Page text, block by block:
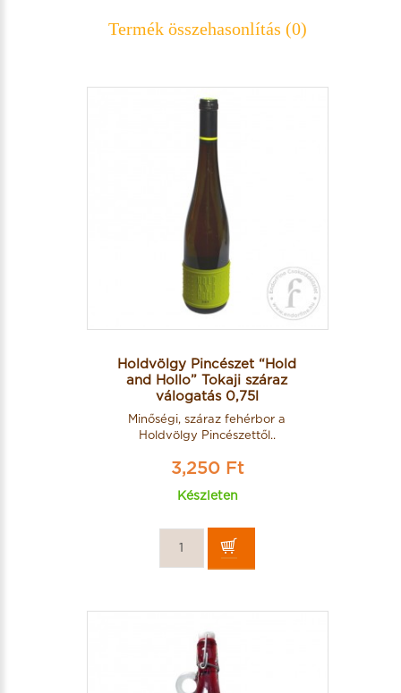
Termék összehasonlítás (0)
Holdvölgy Pincészet “Hold
and Hollo” Tokaji száraz
válogatás 0,75l
Minőségi, száraz fehérbor a
Holdvölgy Pincészettől..
3,250 Ft
Készleten